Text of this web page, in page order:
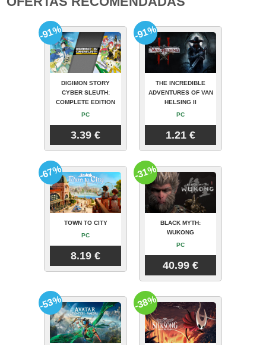
DIGIMON STORY
CYBER SLEUTH:
COMPLETE EDITION
PC
3.39 €
-91%
THE INCREDIBLE
ADVENTURES OF VAN
HELSING II
PC
1.21 €
-91%
TOWN TO CITY
PC
8.19 €
-67%
BLACK MYTH:
WUKONG
PC
40.99 €
-31%
-53% -38%